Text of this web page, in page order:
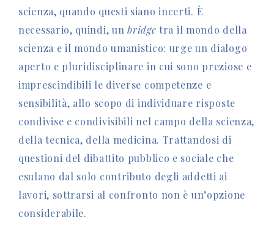
scienza, quando questi siano incerti. È
necessario, quindi, unbridge tra il mondo della
scienza e il mondo umanistico: urge un dialogo
aperto e pluridisciplinare in cui sono preziose e
imprescindibili le diverse competenze e
sensibilità, allo scopo di individuare risposte
condivise e condivisibili nel campo della scienza,
della tecnica, della medicina. Trattandosi di
questioni del dibattito pubblico e sociale che
esulano dal solo contributo degli addetti ai
lavori, sottrarsi al confronto non è un’opzione
considerabile.